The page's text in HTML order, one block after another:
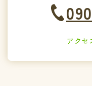
アクセ